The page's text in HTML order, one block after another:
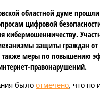
областной думе прошли
цифровой
кибермошенничеству.
защиты граждан от
также меры по повышению
правонарушений.
было отмечено, что по